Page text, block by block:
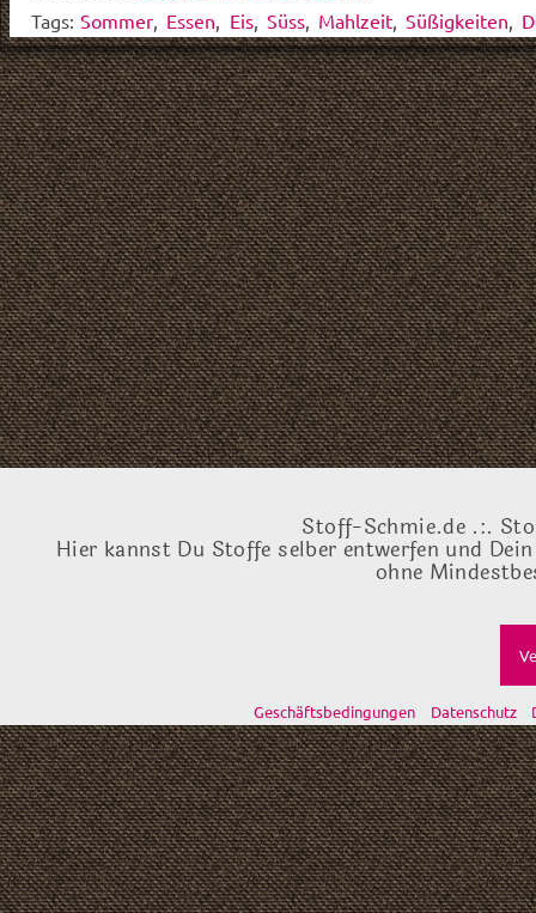
Tags: Sommer Essen Eis, Süss, Mahlzeit, Süßigkeiten
Stoff-Schmie.de .:.
Hier kannst Du Stoffe selber entwerfen und
ohne
Geschäftsbedingungen Datenschutz